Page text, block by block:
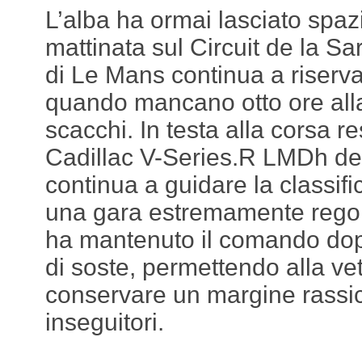
L’alba ha ormai lasciato
mattinata sul Circuit de la
di Le Mans continua a
quando mancano otto ore
scacchi. In testa alla corsa
Cadillac V-Series.R LMDh
continua a guidare la
una gara estremamente
ha mantenuto il comando
di soste, permettendo alla
conservare un margine
inseguitori.